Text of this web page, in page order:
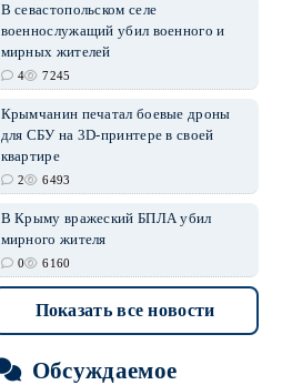
В севастопольском селе
военнослужащий убил военного и
мирных жителей
4 7245
Крымчанин печатал боевые дроны
для СБУ на 3D-принтере в своей
квартире
2 6493
В Крыму вражеский БПЛА убил
мирного жителя
0 6160
Показать все новости
Обсуждаемое